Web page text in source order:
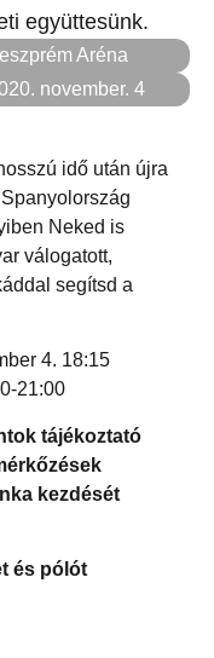
együttesünk.
Aréna
november. 4
idő után újra
Neked is
válogatott,
segítsd a
4. 18:15
21:00
tájékoztató
kezdését
és pólót